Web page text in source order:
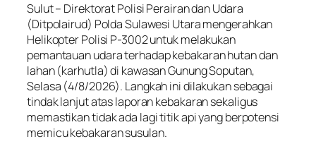
Sulut – Direktorat Polisi Perairan dan Udara
(Ditpolairud) Polda Sulawesi Utara mengerahkan
Helikopter Polisi P-3002 untuk melakukan
pemantauan udara terhadap kebakaran hutan dan
lahan (karhutla) di kawasan Gunung Soputan,
Selasa (4/8/2026). Langkah ini dilakukan sebagai
tindak lanjut atas laporan kebakaran sekaligus
memastikan tidak ada lagi titik api yang berpotensi
memicu kebakaran susulan.